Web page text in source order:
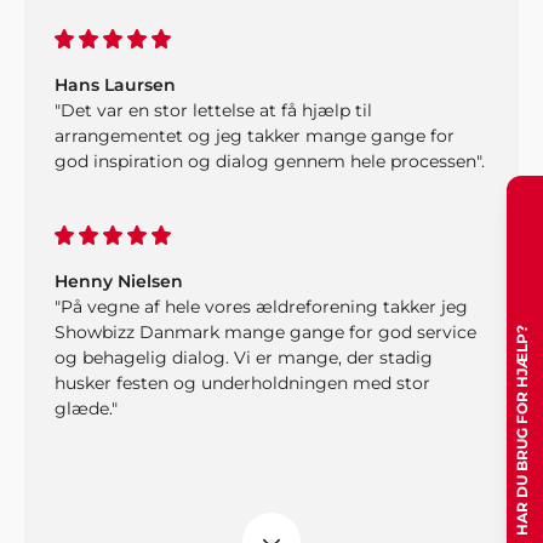
Hans Laursen
"Det var en stor lettelse at få hjælp til
arrangementet og jeg takker mange gange for
god inspiration og dialog gennem hele processen".
Henny Nielsen
"På vegne af hele vores ældreforening takker jeg
Showbizz Danmark mange gange for god service
og behagelig dialog. Vi er mange, der stadig
husker festen og underholdningen med stor
glæde."
HAR DU BRUG FOR HJÆLP?